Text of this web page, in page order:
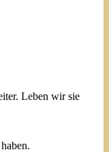
Leben wir sie